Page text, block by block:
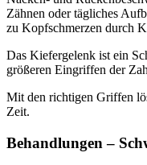
Zähnen oder tägliches
zu Kopfschmerzen durch
Das Kiefergelenk ist ein
größeren Eingriffen der
Mit den richtigen Griffen
Zeit.
Behandlungen –